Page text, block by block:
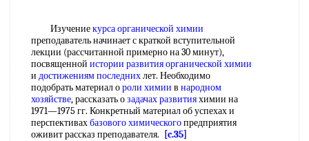
Изучениекурса органической химии
преподаватель начинает с краткой вступительной
лекции (рассчитанной примерно на 30 минут),
посвященной истории развития органической химии
и достижениям последнихлет. Необходимо
подобрать материал ороли химии в народном
хозяйстве, рассказать озадачах развитияхимии на
1971—1975 гг. Конкретный материал об успехах и
перспективахбазового химическогопредприятия
оживит рассказ преподавателя.
[c.35]